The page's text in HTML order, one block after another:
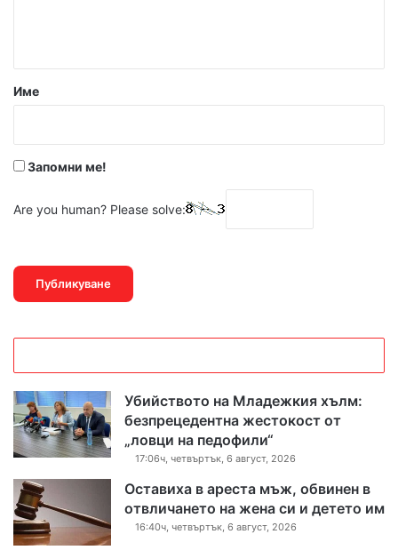
р
Име
Запомни ме!
Are you human? Please solve:
Убийството на Младежкия хълм:
безпрецедентна жестокост от
„ловци на педофили“
17:06ч, четвъртък, 6 август, 2026
Оставиха в ареста мъж, обвинен в
отвличането на жена си и детето им
16:40ч, четвъртък, 6 август, 2026